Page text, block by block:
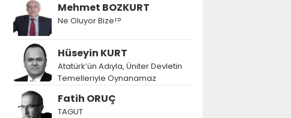
Mehmet BOZKURT
Ne Oluyor Bize!?
Hüseyin KURT
Atatürk’ün Adıyla, Üniter Devletin
Temelleriyle Oynanamaz
Fatih ORUÇ
TAGUT